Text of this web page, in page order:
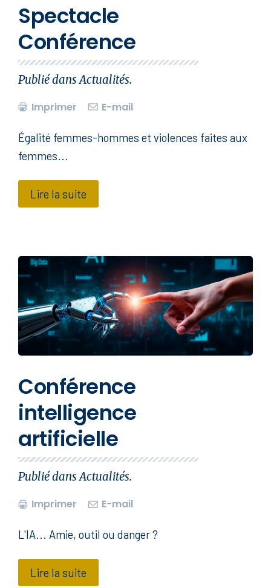
Spectacle
Conférence
Publié dansActualités.
Imprimer
E-mail
Égalité femmes-hommes et violences faites aux
femmes...
Lire la suite
Conférence
intelligence
artificielle
Publié dansActualités.
Imprimer
E-mail
L'IA... Amie, outil ou danger ?
Lire la suite